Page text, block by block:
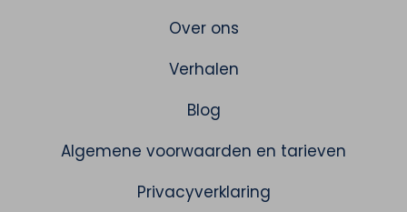
Over ons
Verhalen
Blog
Algemene voorwaarden en tarieven
Privacyverklaring